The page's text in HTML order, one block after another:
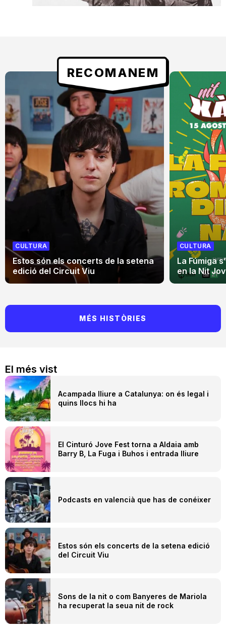
El més vist
Acampada lliure a Catalunya: on és legal i
quins llocs hi ha
El Cinturó Jove Fest torna a Aldaia amb
Barry B, La Fuga i Buhos i entrada lliure
Podcasts en valencià que has de conéixer
Estos són els concerts de la setena edició
del Circuit Viu
Sons de la nit o com Banyeres de Mariola
ha recuperat la seua nit de rock
RECOMANEM
CULTURA
Estos són els concerts de la setena
edició del Circuit Viu
CULTURA
La Fúmiga
en la Nit
MÉS HISTÒRIES